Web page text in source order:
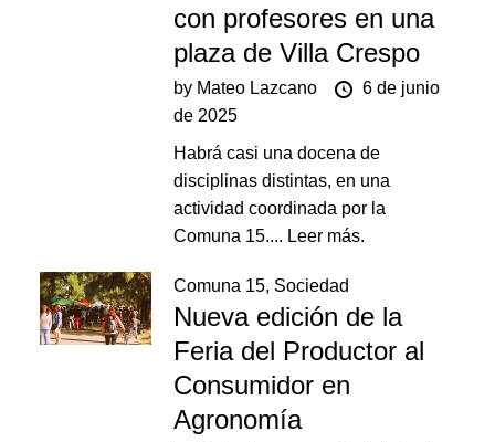
con profesores en una
plaza de Villa Crespo
by Mateo Lazcano
6 de junio
de 2025
Habrá casi una docena de
disciplinas distintas, en una
actividad coordinada por la
Comuna 15.... Leer más.
Comuna 15, Sociedad
Nueva edición de la
Feria del Productor al
Consumidor en
Agronomía